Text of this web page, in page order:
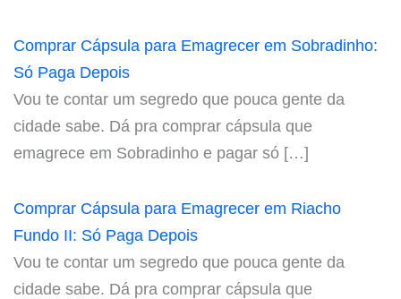
Comprar Cápsula para Emagrecer em Sobradinho:
Só Paga Depois
Vou te contar um segredo que pouca gente da
cidade sabe. Dá pra comprar cápsula que
emagrece em Sobradinho e pagar só […]
Comprar Cápsula para Emagrecer em Riacho
Fundo II: Só Paga Depois
Vou te contar um segredo que pouca gente da
cidade sabe. Dá pra comprar cápsula que